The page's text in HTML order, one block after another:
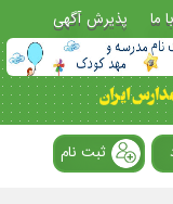
ما پذیرش آگهی
ثبت نام